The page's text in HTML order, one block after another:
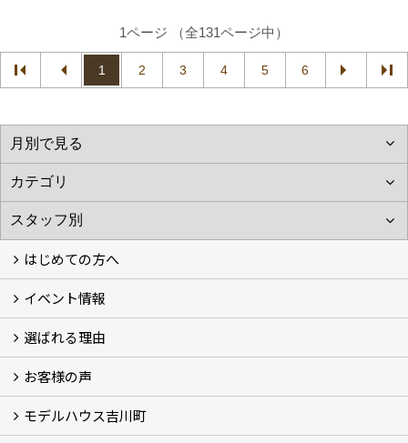
1ページ （全131ページ中）
1 2 3 4 5 6
はじめての方へ
フォトギャラリー
性能について
自然素材のお家
オーナー様のおうち訪問
イベント情報
イベント情報
選ばれる理由
5つのやさしさ宣言
3つのプロ宣言
お家づくりスケジュール
お客様の声
お客様の声
モデルハウス吉川町